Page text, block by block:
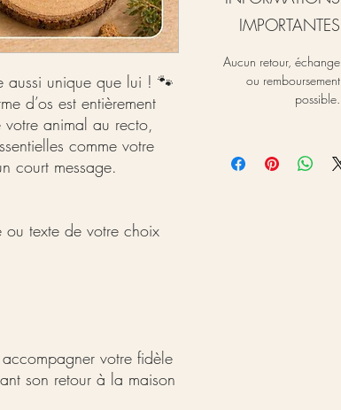
aussi unique que lui ! 🐾
d’os est entièrement
animal au recto,
comme votre
court message.
ou texte de votre choix
votre fidèle
son retour à la maison
IMPORTANTES
Aucun retour, échange
ou remboursement
possible.